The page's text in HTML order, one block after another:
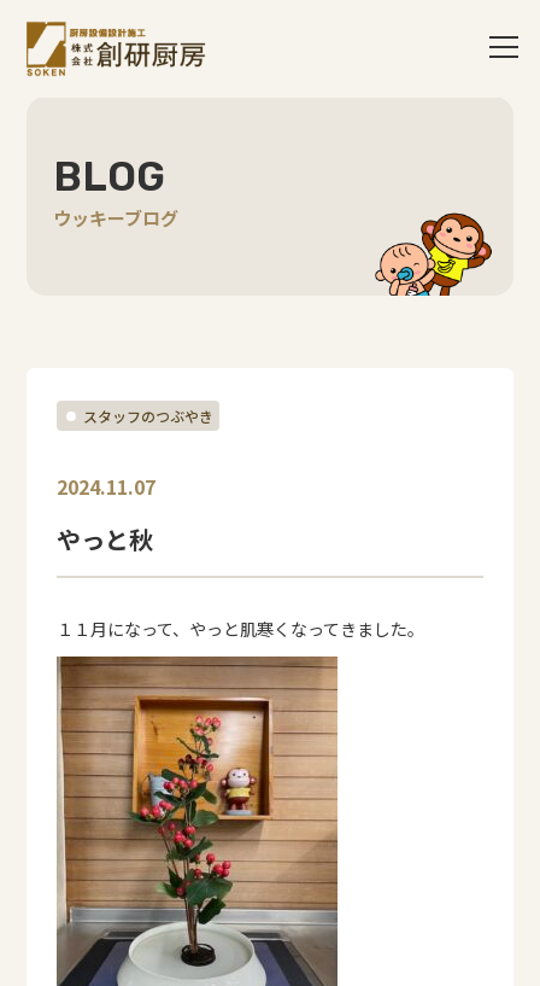
BLOG
ウッキーブログ
スタッフのつぶやき
2024.11.07
やっと秋
１１月になって、やっと肌寒くなってきました。